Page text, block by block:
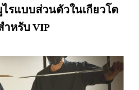
รแบบส่วนตัวในเกียวโต
ำหรับ VIP